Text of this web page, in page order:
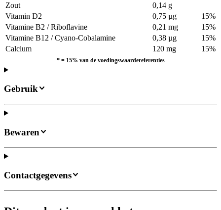
Zout
0,14 g
Vitamin D2
0,75 µg
15%
Vitamine B2 / Riboflavine
0,21 mg
15%
Vitamine B12 / Cyano-Cobalamine
0,38 µg
15%
Calcium
120 mg 15%
* = 15% van de voedingswaardereferenties
Gebruik
Bewaren
Contactgegevens